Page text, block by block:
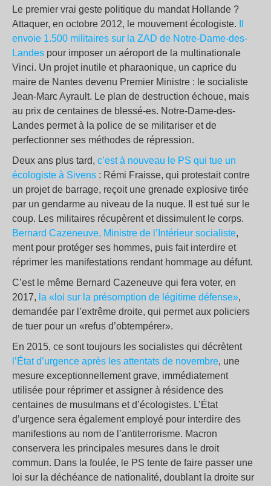
Le premier vrai geste politique du mandat Hollande ?
Attaquer, en octobre 2012, le mouvement écologiste.
envoie 1.500 militaires sur la ZAD de Notre-Dame-des-
Landes pour imposer un aéroport de la multinationale
Vinci. Un projet inutile et pharaonique, un caprice du
maire de Nantes devenu Premier Ministre : le socialiste
Jean-Marc Ayrault. Le plan de destruction échoue, mais
au prix de centaines de blessé-es. Notre-Dame-des-
Landes permet à la police de se militariser et de
perfectionner ses méthodes de répression.
Deux ans plus tard, c’est à nouveau le PS qui tue un
écologiste à Sivens : Rémi Fraisse, qui protestait contre
un projet de barrage, reçoit une grenade explosive tirée
par un gendarme au niveau de la nuque. Il est tué sur le
coup. Les militaires récupèrent et dissimulent le corps.
Bernard Cazeneuve, Ministre de l’Intérieur socialiste,
ment pour protéger ses hommes, puis fait interdire et
réprimer les manifestations rendant hommage au défunt.
C’est le même Bernard Cazeneuve qui fera voter, en
2017, la «loi sur la présomption de légitime défense»,
demandée par l’extrême droite, qui permet aux policiers
de tuer pour un «refus d’obtempérer».
En 2015, ce sont toujours les socialistes qui décrètent
l’État d’urgence après les attentats de novembre, une
mesure exceptionnellement grave, immédiatement
utilisée pour réprimer et assigner à résidence des
centaines de musulmans et d’écologistes. L’État
d’urgence sera également employé pour interdire des
manifestions au nom de l’antiterrorisme. Macron
conservera les principales mesures dans le droit
commun. Dans la foulée, le PS tente de faire passer une
loi sur la déchéance de nationalité, doublant la droite sur